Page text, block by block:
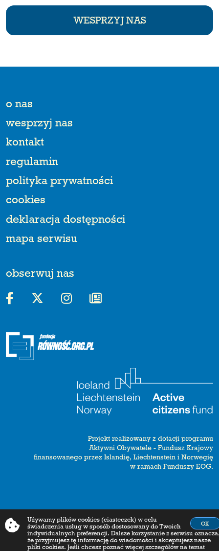
WESPRZYJ NAS
o nas
wesprzyj nas
kontakt
regulamin
polityka prywatności
cookies
deklaracja dostępności
mapa serwisu
obserwuj nas
Projekt realizowany z dotacji programu
Aktywni Obywatele - Fundusz Krajowy
finansowanego przez Islandię, Liechtenstein i Norwegię
w ramach Funduszy EOG.
OK
Używamy plików cookies (ciasteczek) w celu
świadczenia usług w sposób dostosowany do Twoich
indywidualnych preferencji. Dalsze korzystanie z serwisu
że przyjmujesz tę informację do wiadomości i akceptujesz nasze
pliki cookies. Jeśli chcesz poznać więcej szczegółów na temat